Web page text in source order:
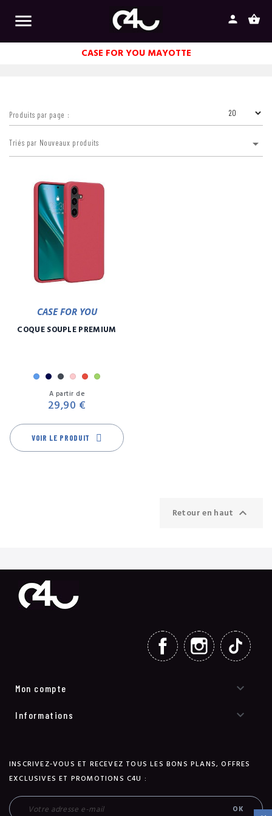
 shopping_basket
person
CASE FOR YOU MAYOTTE
Produits par page :
Triés par Nouveaux produits 
CASE FOR YOU
COQUE SOUPLE PREMIUM
BleuMarine
NoirRoseRouge
Vert
A partir de
29,90 €
VOIR LE PRODUIT
Retour en haut 
FACEBOOK INSTAGRAM
Mon compte 
Informations 
INSCRIVEZ-VOUS ET RECEVEZ TOUS LES BONS PLANS, OFFRES
EXCLUSIVES ET PROMOTIONS C4U :